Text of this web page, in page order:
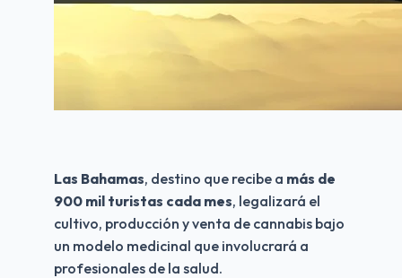
Las Bahamas, destino que recibe a más de
900 mil turistas cada mes, legalizará el
cultivo, producción y venta de cannabis bajo
un modelo medicinal que involucrará a
profesionales de la salud.